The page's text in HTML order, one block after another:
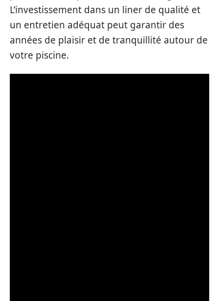
L’investissement dans un liner de qualité et
un entretien adéquat peut garantir des
années de plaisir et de tranquillité autour de
votre piscine.